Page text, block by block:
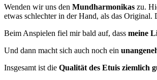
Wenden wir uns den Mundharmonikas zu.
etwas schlechter in der Hand, als das Original.
Beim Anspielen fiel mir bald auf, dass meine
Und dann macht sich auch noch ein
Insgesamt ist die Qualität des Etuis ziemlich